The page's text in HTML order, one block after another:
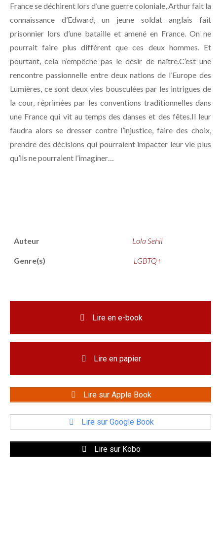
France se déchirent lors d’une guerre coloniale, Arthur fait la
connaissance d’Edward, un jeune soldat anglais fait
prisonnier lors d’une bataille et amené en France. On ne
pourrait faire plus différent que ces deux hommes. Et
pourtant, cela n’empêche pas le désir de naître.C’est une
rencontre passionnelle entre deux nations de l’Europe des
Lumières, ce sont deux vies bousculées par les intrigues de
la cour, réprimées par les conventions traditionnelles dans
une France qui vit au temps des danses et des fêtes.Il leur
faudra alors se dresser contre l’injustice, faire des choix,
prendre des décisions qui pourraient impacter leur vie plus
qu’ils ne pourraient l’imaginer…
Auteur Lola Sehil
Genre(s) LGBTQ+
Lire en e-book
Lire en papier
Lire sur Apple Book
Lire sur Google Book
Lire sur Kobo